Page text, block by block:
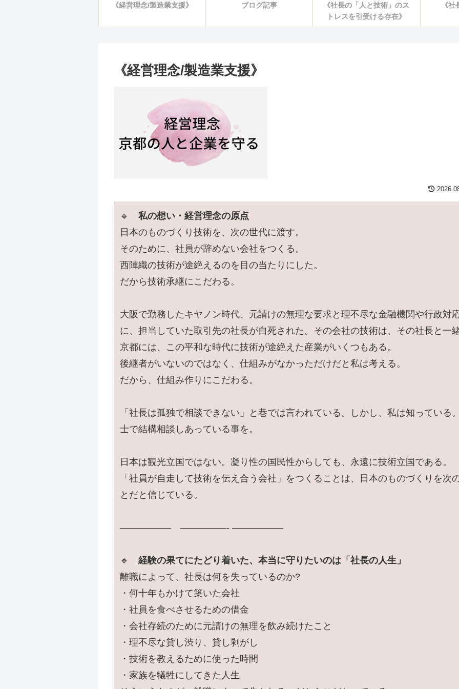
《経営理念/製造業支援》 ブログ記事
《社長の「人と技術」のス
トレスを引受ける存在》
《
《経営理念/製造業支援》
🔹 私の想い・経営理念の原点
日本のものづくり技術を、次の世代に渡す。
そのために、社員が辞めない会社をつくる。
西陣織の技術が途絶えるのを目の当たりにした。
だから技術承継にこだわる。
大阪で勤務したキヤノン時代、元請けの無理な要求と理不尽な金融機関や行政対
に、担当していた取引先の社長が自死された。その会社の技術は、その社長と一
京都には、この平和な時代に技術が途絶えた産業がいくつもある。
後継者がいないのではなく、仕組みがなかっただけだと私は考える。
だから、仕組み作りにこだわる。
「社長は孤独で相談できない」と巷では言われている。しかし、私は知っている
士で結構相談しあっている事を。
日本は観光立国ではない。凝り性の国民性からしても、永遠に技術立国である。
「社員が自走して技術を伝え合う会社」をつくることは、日本のものづくりを次
とだと信じている。
—————– —————- —————–
🔹 経験の果てにたどり着いた、本当に守りたいのは「社長の人生」
離職によって、社長は何を失っているのか?
・何十年もかけて築いた会社
・社員を食べさせるための借金
・会社存続のために元請けの無理を飲み続けたこと
・理不尽な貸し渋り、貸し剥がし
・技術を教えるために使った時間
・家族を犠牲にしてきた人生